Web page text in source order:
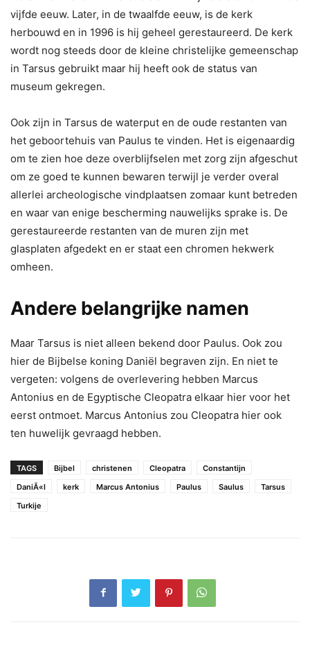
vijfde eeuw. Later, in de twaalfde eeuw, is de kerk
herbouwd en in 1996 is hij geheel gerestaureerd. De kerk
wordt nog steeds door de kleine christelijke gemeenschap
in Tarsus gebruikt maar hij heeft ook de status van
museum gekregen.
Ook zijn in Tarsus de waterput en de oude restanten van
het geboortehuis van Paulus te vinden. Het is eigenaardig
om te zien hoe deze overblijfselen met zorg zijn afgeschut
om ze goed te kunnen bewaren terwijl je verder overal
allerlei archeologische vindplaatsen zomaar kunt betreden
en waar van enige bescherming nauwelijks sprake is. De
gerestaureerde restanten van de muren zijn met
glasplaten afgedekt en er staat een chromen hekwerk
omheen.
Andere belangrijke namen
Maar Tarsus is niet alleen bekend door Paulus. Ook zou
hier de Bijbelse koning Daniël begraven zijn. En niet te
vergeten: volgens de overlevering hebben Marcus
Antonius en de Egyptische Cleopatra elkaar hier voor het
eerst ontmoet. Marcus Antonius zou Cleopatra hier ook
ten huwelijk gevraagd hebben.
TAGS Bijbel christenen Cleopatra
Constantijn
DaniÃ«l
kerk Marcus Antonius Paulus Saulus
Tarsus
Turkije